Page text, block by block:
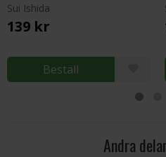
Sui Ishida
139 kr
Beställ
Andra